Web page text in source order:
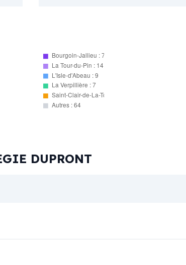
Bourgoin-Jallieu : 76
La Tour-du-Pin : 14
L'Isle-d'Abeau : 9
La Verpillière : 7
Saint-Clair-de-La-Tour : 6
Autres : 64
DUPRONT